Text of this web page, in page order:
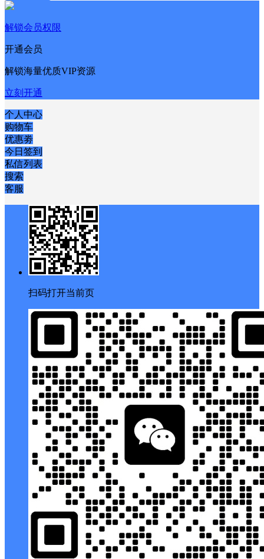
解锁会员权限
开通会员
解锁海量优质VIP资源
立刻开通
个人中心
购物车
优惠劵
今日签到
私信列表
搜索
客服
扫码打开当前页